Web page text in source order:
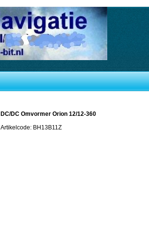
DC/DC Omvormer Orion 12/12-360
Artikelcode: BH13B11Z